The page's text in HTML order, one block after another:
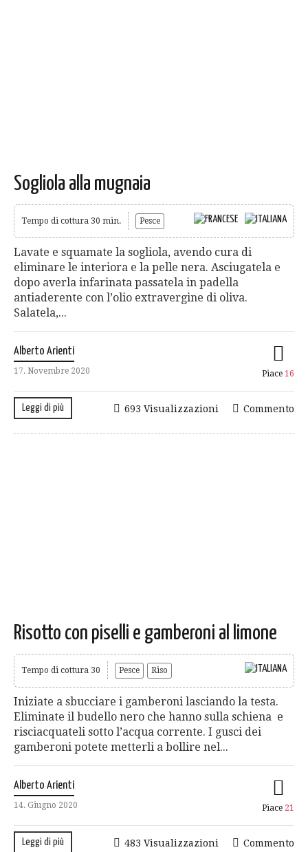
Sogliola alla mugnaia
Tempo di cottura 30 min. Pesce
Lavate e squamate la sogliola, avendo cura di
eliminare le interiora e la pelle nera. Asciugatela e
dopo averla infarinata passatela in padella
antiaderente con l’olio extravergine di oliva.
Salatela,...
Alberto Arienti
17. Novembre 2020 Piace 16
Leggi di più Commento
693 Visualizzazioni
Risotto con piselli e gamberoni al limone
Tempo di cottura 30 Pesce Riso
Iniziate a sbucciare i gamberoni lasciando la testa.
Eliminate il budello nero che hanno sulla schiena e
risciacquateli sotto l’acqua corrente. I gusci dei
gamberoni potete metterli a bollire nel...
Alberto Arienti
14. Giugno 2020 Piace 21
Leggi di più Commento
483 Visualizzazioni